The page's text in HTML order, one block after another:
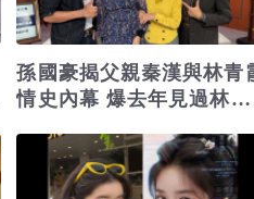
孫國豪揭父親秦漢與林青
情史內幕 爆去年見過林青